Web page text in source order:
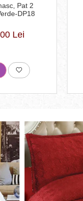
Pat 2
DP18
Lei